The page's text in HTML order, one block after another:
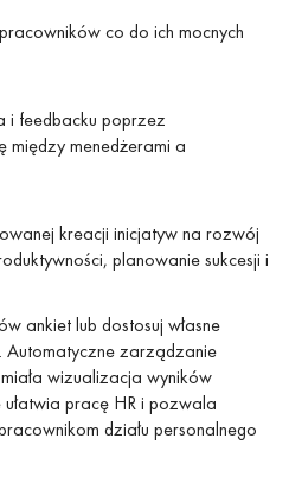
co do ich mocnych
i feedbacku poprzez
między menedżerami a
kreacji inicjatyw na rozwój
planowanie sukcesji i
ankiet lub dostosuj własne
Automatyczne zarządzanie
wizualizacja wyników
pracę HR i pozwala
działu personalnego